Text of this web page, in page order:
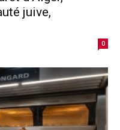
juive,
0